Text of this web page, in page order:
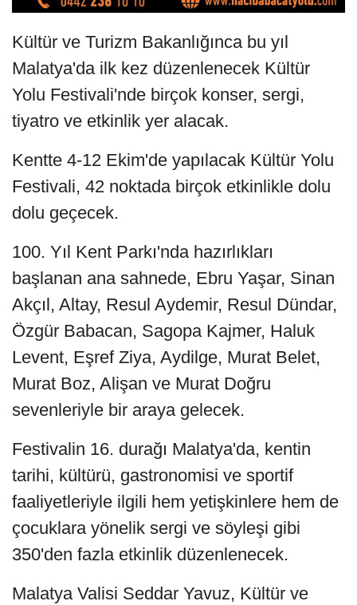
Kültür ve Turizm Bakanlığınca bu yıl
Malatya'da ilk kez düzenlenecek Kültür
Yolu Festivali'nde birçok konser, sergi,
tiyatro ve etkinlik yer alacak.
Kentte 4-12 Ekim'de yapılacak Kültür Yolu
Festivali, 42 noktada birçok etkinlikle dolu
dolu geçecek.
100. Yıl Kent Parkı'nda hazırlıkları
başlanan ana sahnede, Ebru Yaşar, Sinan
Akçıl, Altay, Resul Aydemir, Resul Dündar,
Özgür Babacan, Sagopa Kajmer, Haluk
Levent, Eşref Ziya, Aydilge, Murat Belet,
Murat Boz, Alişan ve Murat Doğru
sevenleriyle bir araya gelecek.
Festivalin 16. durağı Malatya'da, kentin
tarihi, kültürü, gastronomisi ve sportif
faaliyetleriyle ilgili hem yetişkinlere hem de
çocuklara yönelik sergi ve söyleşi gibi
350'den fazla etkinlik düzenlenecek.
Malatya Valisi Seddar Yavuz, Kültür ve